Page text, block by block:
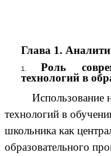
Глава 1.
Роль
технологий в
технологий в
школьника как
образовательного